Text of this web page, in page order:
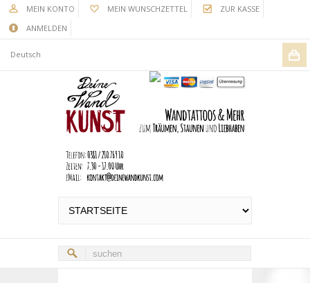
MEIN KONTO MEIN WUNSCHZETTEL
ZUR KASSE
ANMELDEN
Deutsch